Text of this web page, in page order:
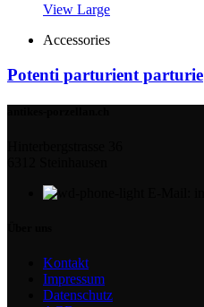
View Large
Accessories
Potenti parturient parturie
Kontakt
Impressum
Datenschutz